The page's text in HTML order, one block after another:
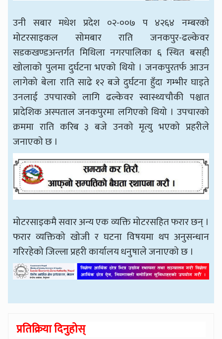
उनी सबार मधेश प्रदेश ०२-००७ प ४२६४ नम्बरको
मोटरसाइकल सोमबार राति जनकपुर-ढल्केवर
सडकखण्डअन्तर्गत मिथिला नगरपालिका ६ स्थित बसही
खोलाको पुलमा दुर्घटना भएको थियो । जनकपुरतर्फ आउन
लागेको बेला राति साढे १२ बजे दुर्घटना हुँदा गम्भीर घाइते
उनलाई उपचारको लागि ढल्केवर स्वास्थ्यचौकी पश्चात
प्रादेशिक अस्पताल जनकपुरमा लगिएको थियो । उपचारको
क्रममा राति करिब ३ बजे उनको मृत्यु भएको प्रहरीले
जनाएको छ ।
मोटरसाइकमै सवार अन्य एक व्यक्ति मोटरसहित फरार छन् ।
फरार व्यक्तिको खोजी र घटना विषयमा थप अनुसन्धान
गरिरहेको जिल्ला प्रहरी कार्यालय धनुषाले जनाएको छ ।
प्रतिक्रिया दिनुहोस्